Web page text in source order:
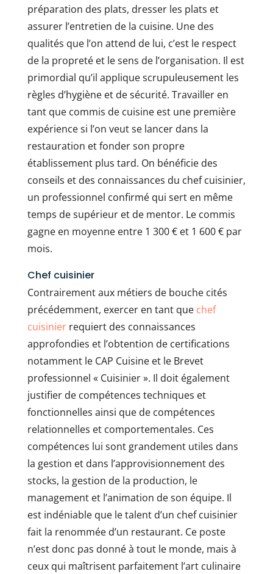
préparation des plats, dresser les plats et
assurer l’entretien de la cuisine. Une des
qualités que l’on attend de lui, c’est le respect
de la propreté et le sens de l’organisation. Il est
primordial qu’il applique scrupuleusement les
règles d’hygiène et de sécurité. Travailler en
tant que commis de cuisine est une première
expérience si l’on veut se lancer dans la
restauration et fonder son propre
établissement plus tard. On bénéficie des
conseils et des connaissances du chef cuisinier,
un professionnel confirmé qui sert en même
temps de supérieur et de mentor. Le commis
gagne en moyenne entre 1 300 € et 1 600 € par
mois.
Chef cuisinier
Contrairement aux métiers de bouche cités
précédemment, exercer en tant que chef
cuisinierrequiert des connaissances
approfondies et l’obtention de certifications
notamment le CAP Cuisine et le Brevet
professionnel « Cuisinier ». Il doit également
justifier de compétences techniques et
fonctionnelles ainsi que de compétences
relationnelles et comportementales. Ces
compétences lui sont grandement utiles dans
la gestion et dans l’approvisionnement des
stocks, la gestion de la production, le
management et l’animation de son équipe. Il
est indéniable que le talent d’un chef cuisinier
fait la renommée d’un restaurant. Ce poste
n’est donc pas donné à tout le monde, mais à
ceux qui maîtrisent parfaitement l’art culinaire